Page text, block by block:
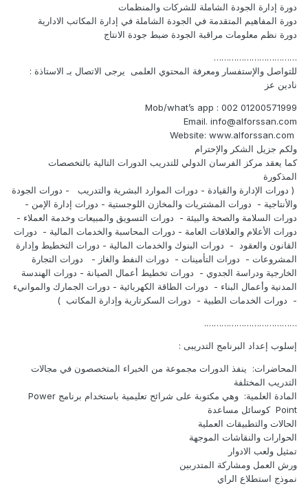
دورة إدارة الجودة الشاملة للشركات والمنظمات
دورة المفاهيم المتقدمة في الجودة الشاملة في إدارة المكاتب الادارية
دورة نظم معلومات مراقبة الجودة ضبط جودة الانتاج
……………………………
للتواصل والإستفسار ومعرفة المحتوي العلمى يرجى الاتصال بـ الاستاذة :
نادين عز
Mob/what’s app : 002 01200571999
Email. info@alforssan.com
ولكم جزيل الشكر والإحترام
كما يعقد مركز الفرسان الدولي للتدريب الدورات التالية بالتخصصات
المذكورة
( دورات الإدارة والقيادة - دورات الموارد البشرية والتدريب - دورات الجودة
والأنتاجية - دورات المشتريات والمخازن اللوجستية - دورات إدارة الإمن -
دورات السلامة والصحة والبيئة - دورات التسويق والمبيعات وخدمة العملاء -
دورات الأعلام والعلاقات العامة - دورات المحاسبة والخدمات المالية - دورات
القانون والعقود - دورات البنوك والخدمات المالية - دورات التخطيط وإدارة
المشروعات - دورات التأمينات - دورات النفط والغاز - دورات التجارة
الخارجية ودراسة الجدوي - دورات تخطيط أعمال الصيانة - دورات الهندسة
المدنية وأعمال البناء - دورات الطاقة الكهربائية - دورات الجمارك والموانيء
- دورات الخدمات الطبية - دورات السكرتارية وإدارة المكاتب )
……………………………….
إسلوب إعداد البرنامج التدريبى :
المحاضرات: ينفذ الدورات مجموعة من الخبراء المتخصصون في مجالات
التدريب المختلفة
المادة العلمية: وهي مكتوبة على شرائح تعليمية باستخدام برنامج Power
Point كوسائل مساعدة
الحالات والتطبيقات العملية
الحوارات والنقاشات الموجهة
تمثيل ولعب الادوار
ورش العمل ومشاركة المتدربين
نموذج استطلاع الراي